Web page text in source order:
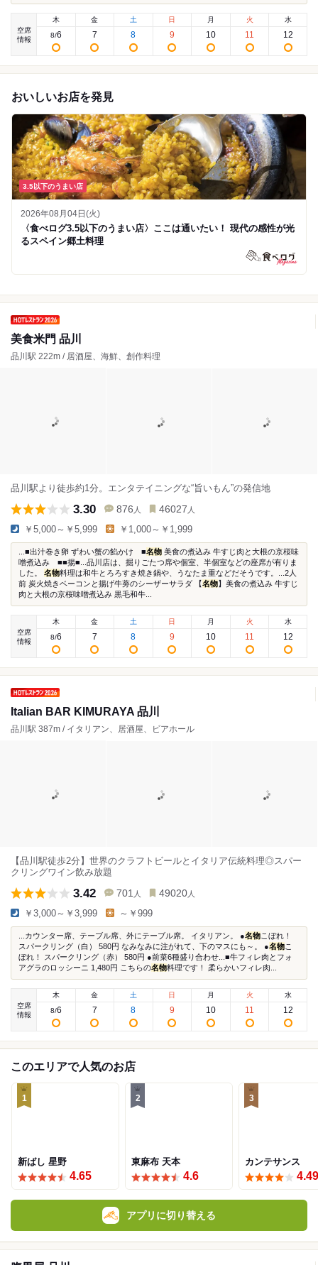
空席
情報
木
8/6
金
7
土
8
日
9
月
10
火
11
水
12
おいしいお店を発見
3.5以下のうまい店
2026年08月04日(火)
〈食べログ3.5以下のうまい店〉ここは通いたい！ 現代の感性が光
るスペイン郷土料理
美食米門 品川
品川駅 222m / 居酒屋、海鮮、創作料理
品川駅より徒歩約1分。エンタテイニングな“旨いもん”の発信地
3.30 876 人 46027 人
￥5,000～￥5,999 ￥1,000～￥1,999
...■出汁巻き卵 ずわい蟹の餡かけ ■名物 美食の煮込み 牛すじ肉と大根の京桜味
噌煮込み ■■揚■...品川店は、掘りごたつ席や個室、半個室などの座席が有りま
した。 名物料理は和牛とろろすき焼き鍋や、うなたま重などだそうです。...2人
前 炭火焼きベーコンと揚げ牛蒡のシーザーサラダ 【名物】美食の煮込み 牛すじ
肉と大根の京桜味噌煮込み 黒毛和牛...
空席
情報
木
8/6
金
7
土
8
日
9
月
10
火
11
水
12
Italian BAR KIMURAYA 品川
品川駅 387m / イタリアン、居酒屋、ビアホール
【品川駅徒歩2分】世界のクラフトビールとイタリア伝統料理◎スパー
クリングワイン飲み放題
3.42 701 人 49020 人
￥3,000～￥3,999 ～￥999
...カウンター席、テーブル席、外にテーブル席。 イタリアン。 ●名物こぼれ！
スパークリング（白） 580円 なみなみに注がれて、下のマスにも～。 ●名物こ
ぼれ！ スパークリング（赤） 580円 ●前菜6種盛り合わせ...■牛フィレ肉とフォ
アグラのロッシーニ 1,480円 こちらの名物料理です！ 柔らかいフィレ肉...
空席
情報
木
8/6
金
7
土
8
日
9
月
10
火
11
水
12
このエリアで人気のお店
1
新ばし 星野
4.65
2
東麻布 天本
4.6
3
カンテサンス
4.49
アプリに切り替える